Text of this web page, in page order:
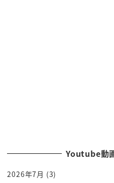
そんな風にするんだった
とこれ瀬戸際外交ですねは
Youtube動
2026年7月 (3)